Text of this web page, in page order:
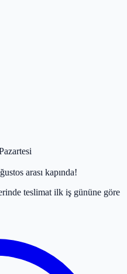
arası kapında!
teslimat ilk iş gününe göre